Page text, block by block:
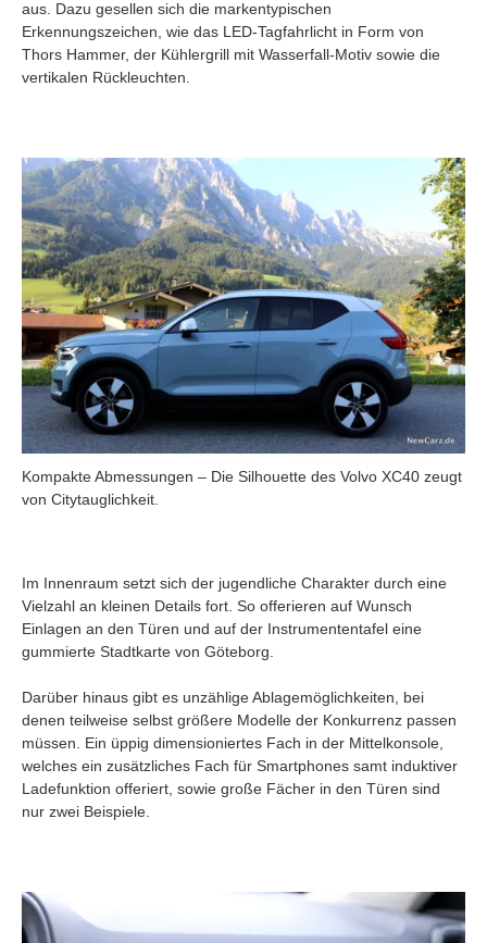
aus. Dazu gesellen sich die markentypischen
Erkennungszeichen, wie das LED-Tagfahrlicht in Form von
Thors Hammer, der Kühlergrill mit Wasserfall-Motiv sowie die
vertikalen Rückleuchten.
Kompakte Abmessungen – Die Silhouette des Volvo XC40 zeugt
von Citytauglichkeit.
Im Innenraum setzt sich der jugendliche Charakter durch eine
Vielzahl an kleinen Details fort. So offerieren auf Wunsch
Einlagen an den Türen und auf der Instrumententafel eine
gummierte Stadtkarte von Göteborg.
Darüber hinaus gibt es unzählige Ablagemöglichkeiten, bei
denen teilweise selbst größere Modelle der Konkurrenz passen
müssen. Ein üppig dimensioniertes Fach in der Mittelkonsole,
welches ein zusätzliches Fach für Smartphones samt induktiver
Ladefunktion offeriert, sowie große Fächer in den Türen sind
nur zwei Beispiele.